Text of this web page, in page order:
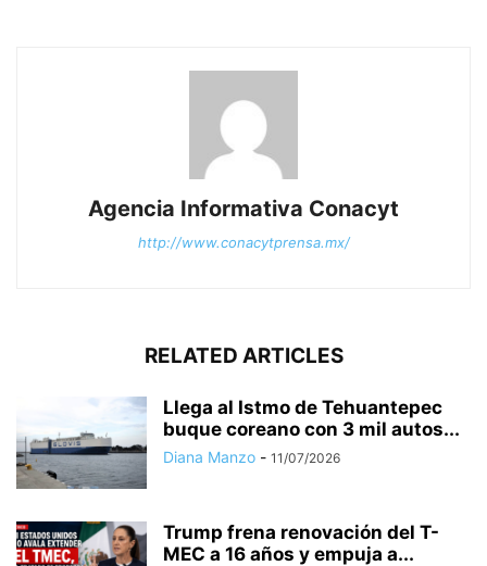
Agencia Informativa Conacyt
http://www.conacytprensa.mx/
RELATED ARTICLES
Llega al Istmo de Tehuantepec
buque coreano con 3 mil autos...
Diana Manzo - 11/07/2026
Trump frena renovación del T-
MEC a 16 años y empuja a...